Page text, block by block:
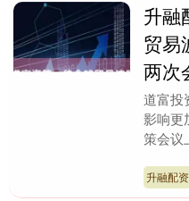
升融
贸易
两次
道富投
影响更
策会议
升融配资